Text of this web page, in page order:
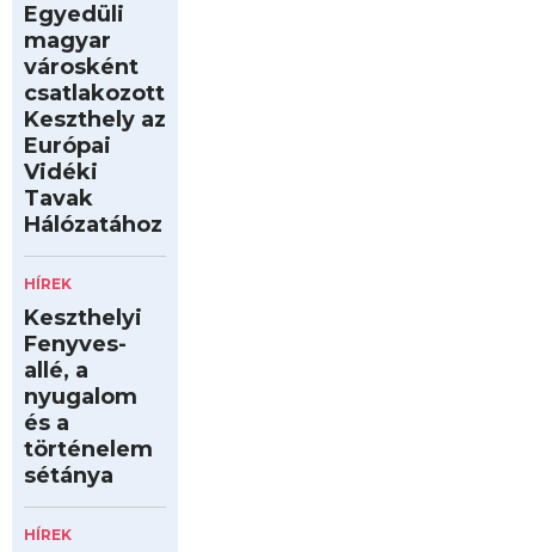
Egyedüli
magyar
városként
csatlakozott
Keszthely az
Európai
Vidéki
Tavak
Hálózatához
HÍREK
Keszthelyi
Fenyves-
allé, a
nyugalom
és a
történelem
sétánya
HÍREK